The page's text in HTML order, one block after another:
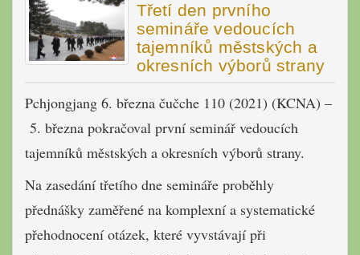
Třetí den prvního
semináře vedoucích
tajemníků městských a
okresních výborů strany
Pchjongjang 6. března čučche 110 (2021) (KCNA) –
5. března pokračoval první seminář vedoucích
tajemníků městských a okresních výborů strany.
Na zasedání třetího dne semináře proběhly
přednášky zaměřené na komplexní a systematické
přehodnocení otázek, které vyvstávají při